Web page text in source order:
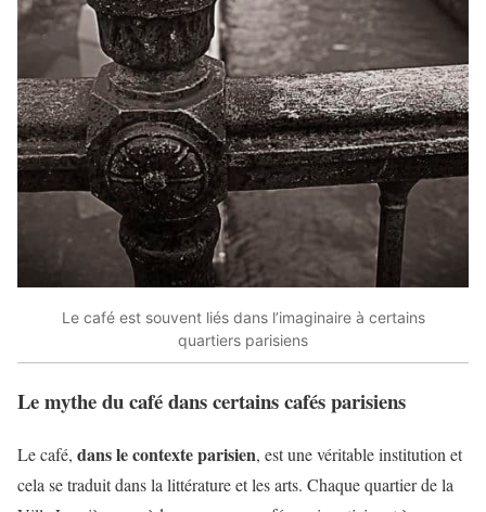
Le café est souvent liés dans l’imaginaire à certains
quartiers parisiens
Le mythe du café dans certains cafés parisiens
Le café, dans le contexte parisien, est une véritable institution et
cela se traduit dans la littérature et les arts. Chaque quartier de la